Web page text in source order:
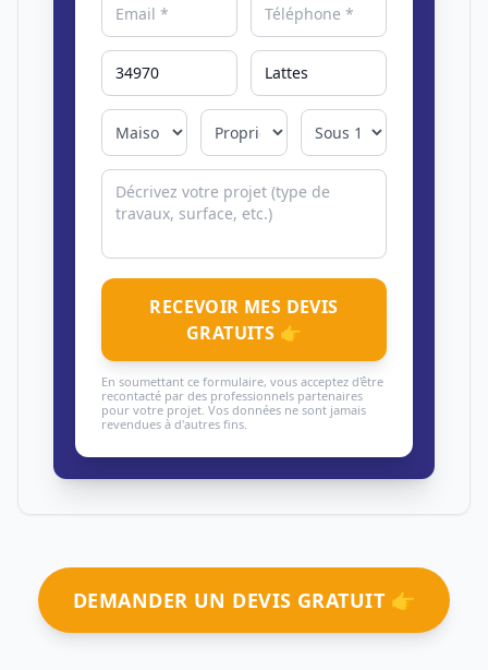
RECEVOIR MES DEVIS
GRATUITS 👉
En soumettant ce formulaire, vous acceptez d'être
recontacté par des professionnels partenaires
pour votre projet. Vos données ne sont jamais
revendues à d'autres fins.
DEMANDER UN DEVIS GRATUIT 👉